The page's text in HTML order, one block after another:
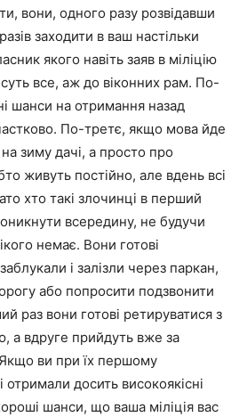
вони, одного разу розвідавши
заходити в ваш настільки
якого навіть заяв в міліцію
все, аж до віконних рам. По-
шанси на отримання назад
По-третє, якщо мова йде
зиму дачі, а просто про
живуть постійно, але вдень всі
хто такі злочинці в перший
всередину, не будучи
немає. Вони готові
і залізли через паркан,
або попросити подзвонити
раз вони готові ретируватися з
а вдруге прийдуть вже за
ви при їх першому
отримали досить високоякісні
шанси, що ваша міліція вас